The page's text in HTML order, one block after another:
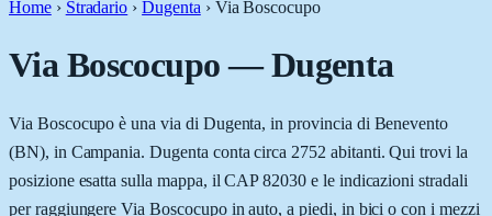
Home › Stradario › Dugenta › Via Boscocupo
Via Boscocupo—Dugenta
Via Boscocupo è una via di Dugenta, in provincia di Benevento
(BN), in Campania. Dugenta conta circa 2752 abitanti. Qui trovi la
posizione esatta sulla mappa, il CAP 82030 e le indicazioni stradali
per raggiungere Via Boscocupo in auto, a piedi, in bici o con i mezzi